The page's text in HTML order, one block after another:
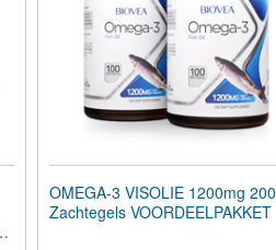
OMEGA-3 VISOLIE 1200mg 200
Zachtegels VOORDEELPAKKET